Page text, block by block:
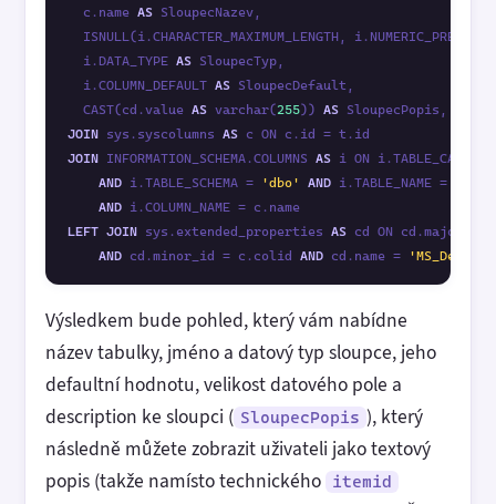
  c.name
AS SloupecNazev,
ISNULL(i.CHARACTER_MAXIMUM_LENGTH,
  i.DATA_TYPE
AS SloupecTyp,
  i.COLUMN_DEFAULT
AS SloupecDefault,
  CAST(cd.value
AS varchar(255)) AS SloupecPopis,
JOIN sys.syscolumns AS
JOIN INFORMATION_SCHEMA.COLUMNS AS i ON
AND i.TABLE_SCHEMA = 'dbo' AND i.TABLE_NAME =
AND
LEFT JOIN sys.extended_properties AS cd ON
AND cd.minor_id = c.colid AND cd.name =
Výsledkem bude pohled, který vám nabídne
název tabulky, jméno a datový typ sloupce, jeho
defaultní hodnotu, velikost datového pole a
description ke sloupci ( SloupecPopis ), který
následně můžete zobrazit uživateli jako textový
popis (takže namísto technického
itemid